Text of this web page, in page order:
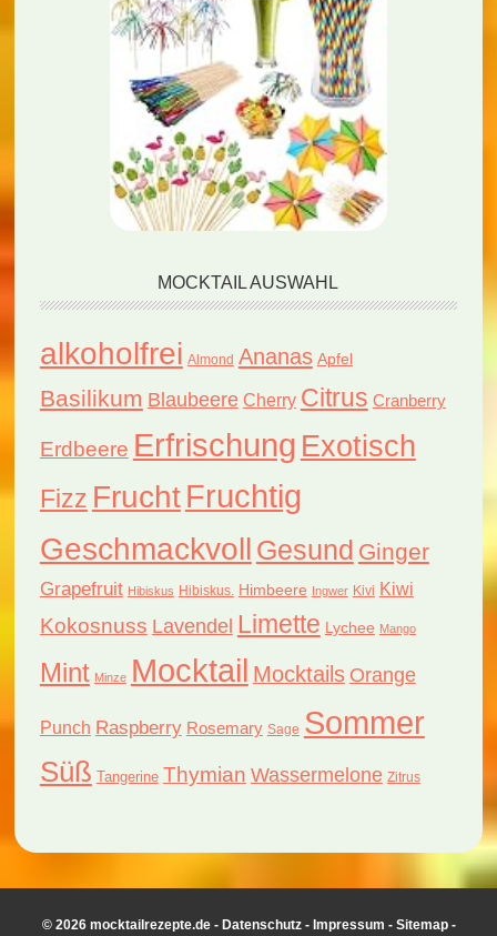
MOCKTAIL AUSWAHL
alkoholfrei Almond Ananas Apfel
Basilikum Blaubeere Cherry Citrus Cranberry
Erdbeere Erfrischung Exotisch
Fizz FruchtFruchtig
Geschmackvoll Gesund Ginger
Grapefruit Hibiskus Hibiskus. Himbeere Ingwer Kivi Kiwi
Kokosnuss Lavendel Limette Lychee Mango
Mint Minze Mocktail Mocktails Orange
Punch Raspberry Rosemary Sage Sommer
Süß Tangerine Thymian Wassermelone Zitrus
© 2026 mocktailrezepte.de - Datenschutz- Impressum - Sitemap-